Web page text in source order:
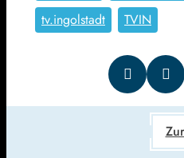
tv.ingolstadt
TVIN